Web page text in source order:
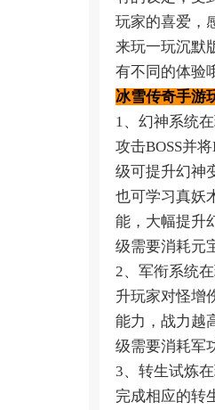
玩家的喜爱，
来玩一玩沉默
有不同的体验
冰雪传奇手游
1、幻神系统
攻击BOSS并
级可提升幻神
也可学习真妖
能，大幅提升
级需要消耗元
2、军衔系统
升玩家对怪增
能力，战力越
级需要消耗军
3、转生试炼
完成相应的转